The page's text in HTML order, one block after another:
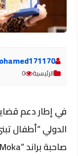
الرئيسية
0
في إطار دعم
الدولي “أطفال
صاحبة براند “Bakery Moka” ومقدمة البرامج